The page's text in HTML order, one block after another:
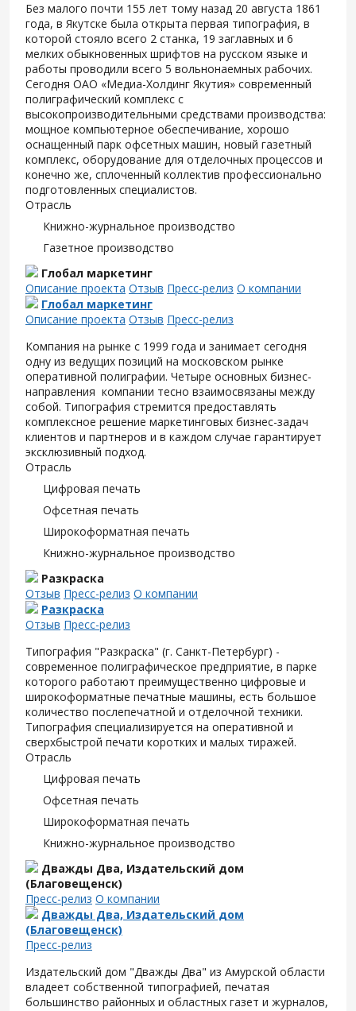
Без малого почти 155 лет тому назад 20 августа 1861
года, в Якутске была открыта первая типография, в
которой стояло всего 2 станка, 19 заглавных и 6
мелких обыкновенных шрифтов на русском языке и
работы проводили всего 5 вольнонаемных рабочих.
Сегодня ОАО «Медиа-Холдинг Якутия» современный
полиграфический комплекс с
высокопроизводительными средствами производства:
мощное компьютерное обеспечивание, хорошо
оснащенный парк офсетных машин, новый газетный
комплекс, оборудование для отделочных процессов и
конечно же, сплоченный коллектив профессионально
подготовленных специалистов.
Отрасль
Книжно-журнальное производство
Газетное производство
Глобал маркетинг
Описание проекта Отзыв Пресс-релиз О компании
Глобал маркетинг
Описание проекта Отзыв Пресс-релиз
Компания на рынке с 1999 года и занимает сегодня
одну из ведущих позиций на московском рынке
оперативной полиграфии. Четыре основных бизнес-
направления компании тесно взаимосвязаны между
собой. Типография стремится предоставлять
комплексное решение маркетинговых бизнес-задач
клиентов и партнеров и в каждом случае гарантирует
эксклюзивный подход.
Отрасль
Цифровая печать
Офсетная печать
Широкоформатная печать
Книжно-журнальное производство
Разкраска
Отзыв Пресс-релиз О компании
Разкраска
Отзыв Пресс-релиз
Типография "Разкраска" (г. Санкт-Петербург) -
современное полиграфическое предприятие, в парке
которого работают преимущественно цифровые и
широкоформатные печатные машины, есть большое
количество послепечатной и отделочной техники.
Типография специализируется на оперативной и
сверхбыстрой печати коротких и малых тиражей.
Отрасль
Цифровая печать
Офсетная печать
Широкоформатная печать
Книжно-журнальное производство
Дважды Два, Издательский дом
(Благовещенск)
Пресс-релиз О компании
Дважды Два, Издательский дом
(Благовещенск)
Пресс-релиз
Издательский дом "Дважды Два" из Амурской области
владеет собственной типографией, печатая
большинство районных и областных газет и журналов,